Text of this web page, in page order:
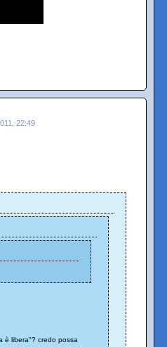
22:49
è libera"? credo possa